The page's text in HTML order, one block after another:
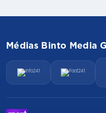
Médias Binto Media